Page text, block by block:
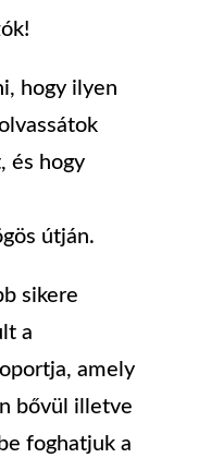
hogy ilyen
és hogy
útján.
sikere
a
amely
bővül illetve
foghatjuk a